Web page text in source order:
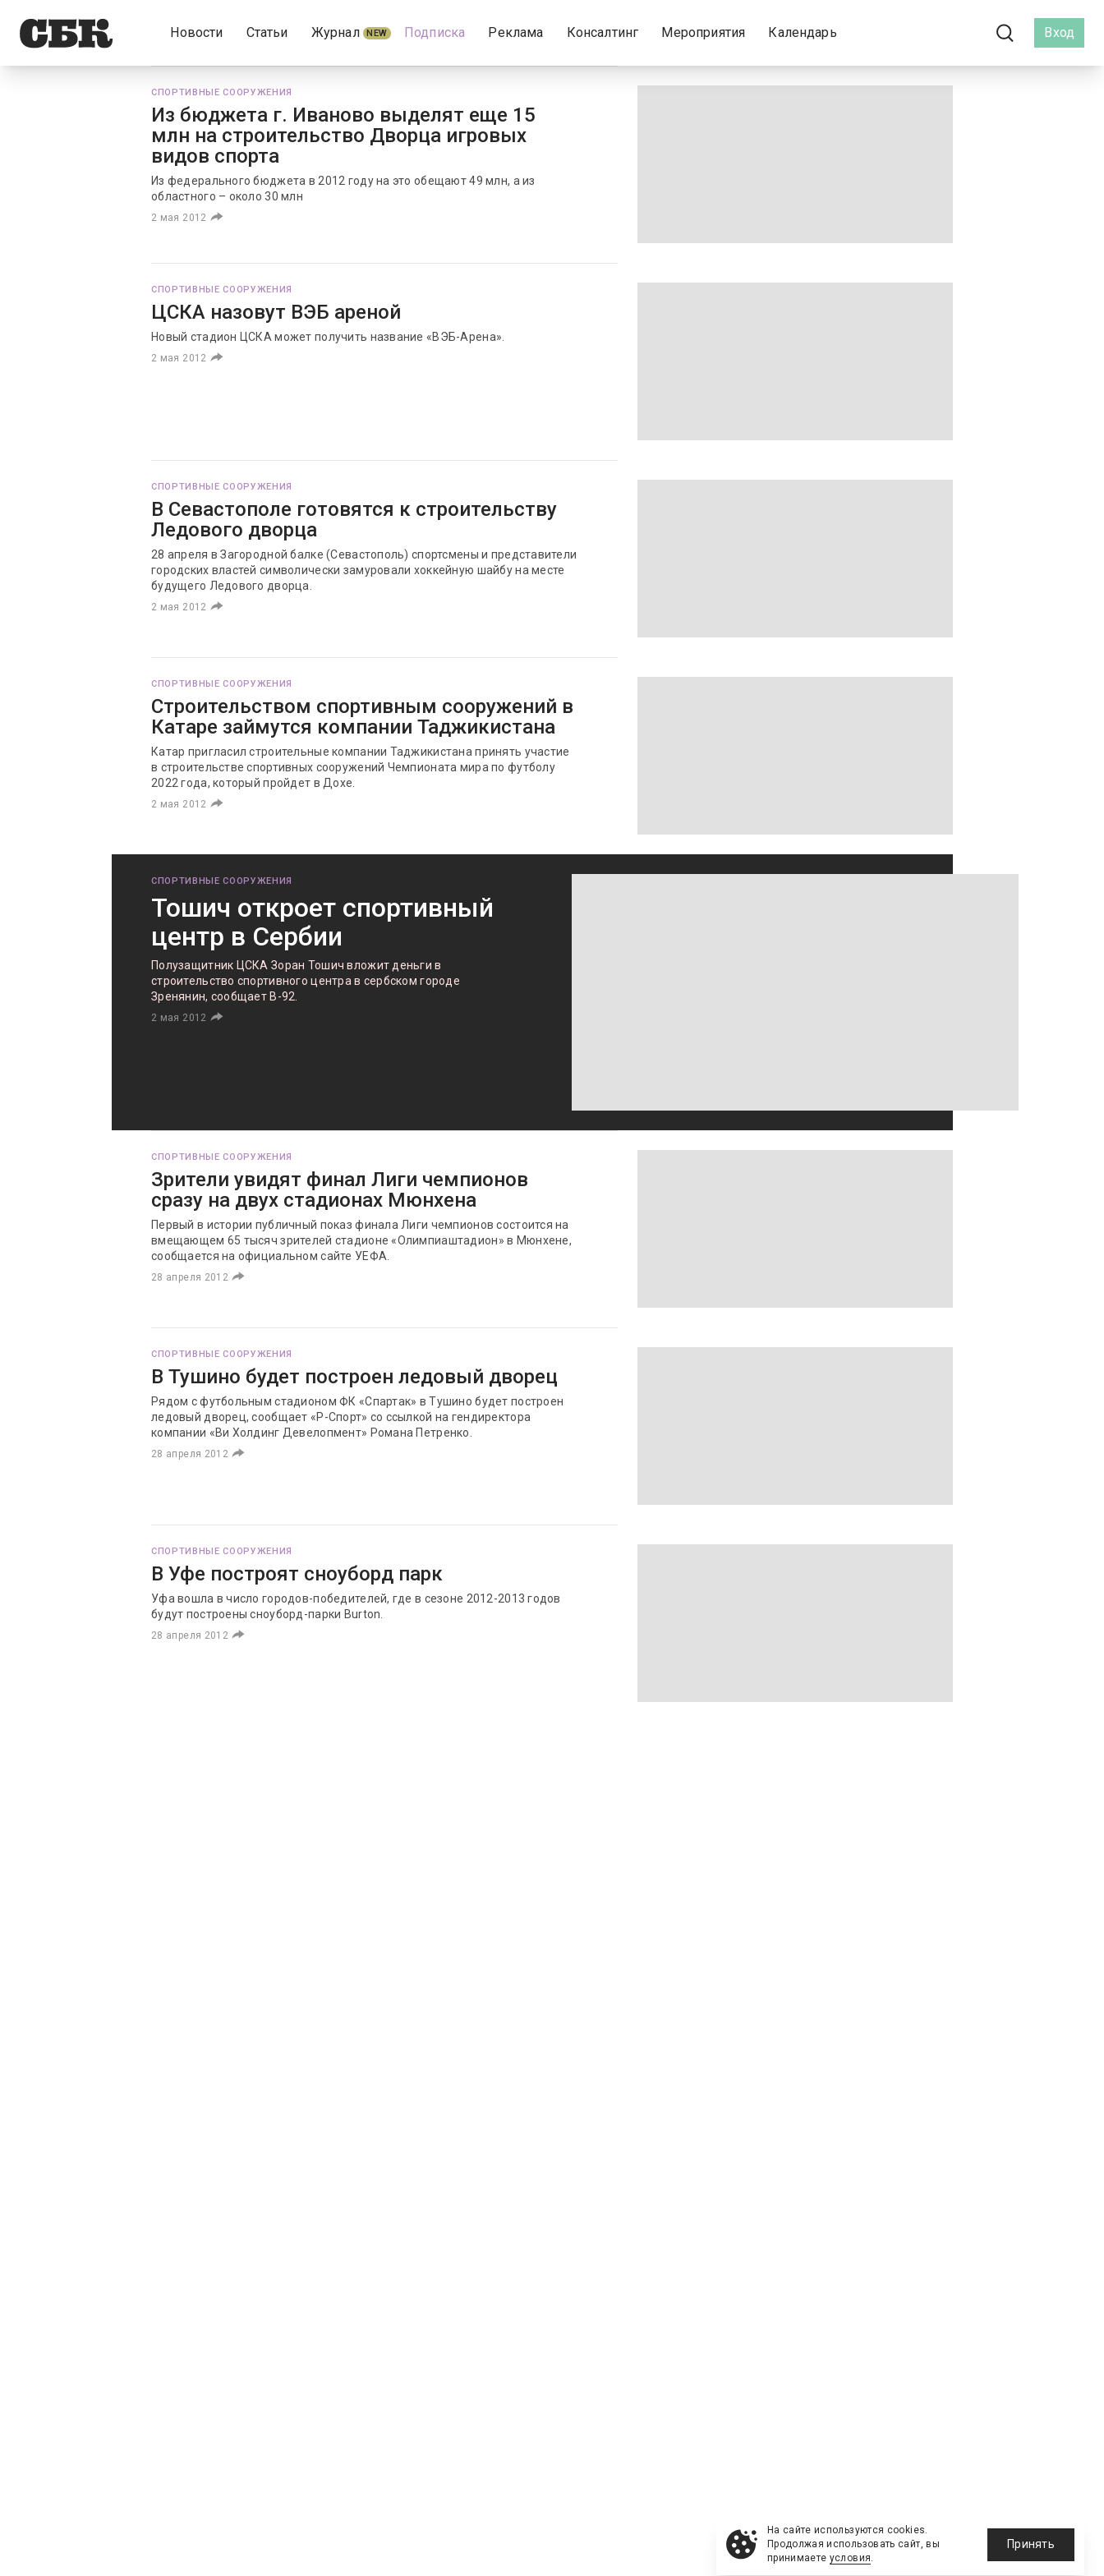
Новости Статьи Журнал NEW Подписка Реклама Консалтинг Мероприятия Календарь Вход
СПОРТИВНЫЕ СООРУЖЕНИЯ
Из бюджета г. Иваново выделят еще 15
млн на строительство Дворца игровых
видов спорта
Из федерального бюджета в 2012 году на это обещают 49 млн, а из
областного – около 30 млн
2 мая 2012
СПОРТИВНЫЕ СООРУЖЕНИЯ
ЦСКА назовут ВЭБ ареной
Новый стадион ЦСКА может получить название «ВЭБ-Арена».
2 мая 2012
СПОРТИВНЫЕ СООРУЖЕНИЯ
В Севастополе готовятся к строительству
Ледового дворца
28 апреля в Загородной балке (Севастополь) спортсмены и представители
городских властей символически замуровали хоккейную шайбу на месте
будущего Ледового дворца.
2 мая 2012
СПОРТИВНЫЕ СООРУЖЕНИЯ
Строительством спортивным сооружений в
Катаре займутся компании Таджикистана
Катар пригласил строительные компании Таджикистана принять участие
в строительстве спортивных сооружений Чемпионата мира по футболу
2022 года, который пройдет в Дохе.
2 мая 2012
СПОРТИВНЫЕ СООРУЖЕНИЯ
Тошич откроет спортивный
центр в Сербии
Полузащитник ЦСКА Зоран Тошич вложит деньги в
строительство спортивного центра в сербском городе
Зренянин, сообщает B-92.
2 мая 2012
СПОРТИВНЫЕ СООРУЖЕНИЯ
Зрители увидят финал Лиги чемпионов
сразу на двух стадионах Мюнхена
Первый в истории публичный показ финала Лиги чемпионов состоится на
вмещающем 65 тысяч зрителей стадионе «Олимпиаштадион» в Мюнхене,
сообщается на официальном сайте УЕФА.
28 апреля 2012
СПОРТИВНЫЕ СООРУЖЕНИЯ
В Тушино будет построен ледовый дворец
Рядом с футбольным стадионом ФК «Спартак» в Тушино будет построен
ледовый дворец, сообщает «Р-Спорт» со ссылкой на гендиректора
компании «Ви Холдинг Девелопмент» Романа Петренко.
28 апреля 2012
СПОРТИВНЫЕ СООРУЖЕНИЯ
В Уфе построят сноуборд парк
Уфа вошла в число городов-победителей, где в сезоне 2012-2013 годов
будут построены сноуборд-парки Burton.
28 апреля 2012
На сайте используются cookies.
Продолжая использовать сайт, вы
принимаете условия.
Принять